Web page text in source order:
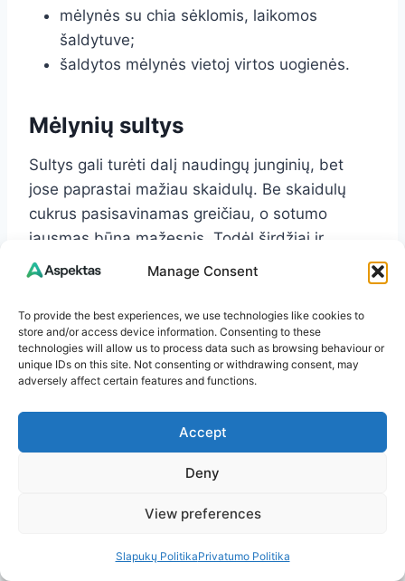
Manage Consent
To provide the best experiences, we use technologies like cookies to
store and/or access device information. Consenting to these
technologies will allow us to process data such as browsing behaviour or
unique IDs on this site. Not consenting or withdrawing consent, may
adversely affect certain features and functions.
Accept
Deny
View preferences
Slapukų PolitikaPrivatumo Politika
mėlynės su chia sėklomis, laikomos
šaldytuve;
šaldytos mėlynės vietoj virtos uogienės.
Mėlynių sultys
Sultys gali turėti dalį naudingų junginių, bet
jose paprastai mažiau skaidulų. Be skaidulų
cukrus pasisavinamas greičiau, o sotumo
jausmas būna mažesnis. Todėl širdžiai ir
metabolinei sveikatai dažniausiai naudingiau
Jei renkatės sultis, porcija turėtų būti nedidelė,
be pridėtinio cukraus, o dar geriau – skiestos
vandeniu.
Mėlynės, šilauogės ir miško
šilauogės. Abi uogos vertingos, bet jos nėra